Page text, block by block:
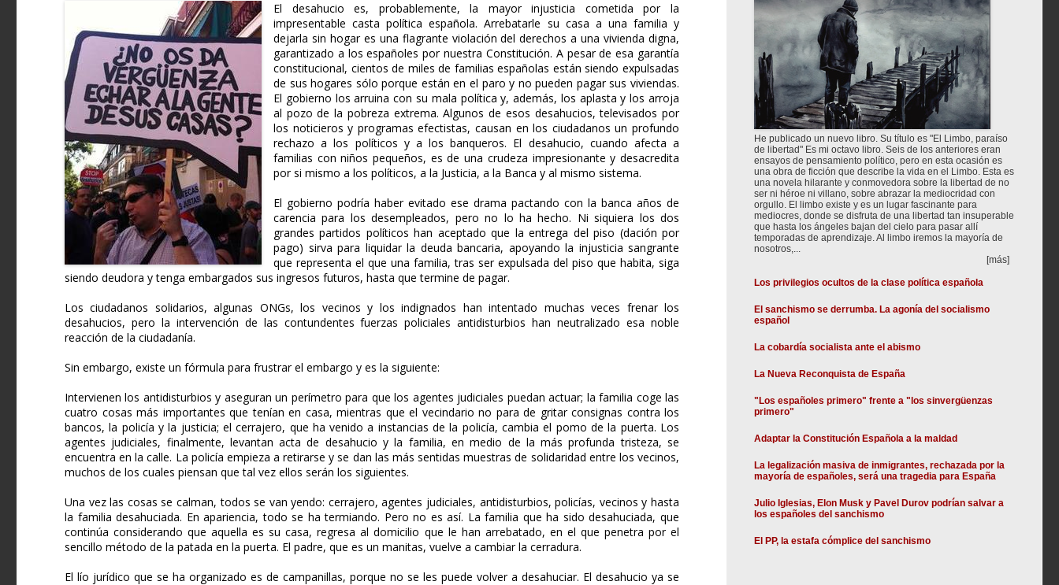
El desahucio es, probablemente, la mayor injusticia cometida por la
impresentable casta política española. Arrebatarle su casa a una familia y
dejarla sin hogar es una flagrante violación del derechos a una vivienda digna,
garantizado a los españoles por nuestra Constitución. A pesar de esa garantía
constitucional, cientos de miles de familias españolas están siendo expulsadas
de sus hogares sólo porque están en el paro y no pueden pagar sus viviendas.
El gobierno los arruina con su mala política y, además, los aplasta y los arroja
al pozo de la pobreza extrema. Algunos de esos desahucios, televisados por
los noticieros y programas efectistas, causan en los ciudadanos un profundo
rechazo a los políticos y a los banqueros. El desahucio, cuando afecta a
familias con niños pequeños, es de una crudeza impresionante y desacredita
por si mismo a los políticos, a la Justicia, a la Banca y al mismo sistema.
El gobierno podría haber evitado ese drama pactando con la banca años de
carencia para los desempleados, pero no lo ha hecho. Ni siquiera los dos
grandes partidos políticos han aceptado que la entrega del piso (dación por
pago) sirva para liquidar la deuda bancaria, apoyando la injusticia sangrante
que representa el que una familia, tras ser expulsada del piso que habita, siga
siendo deudora y tenga embargados sus ingresos futuros, hasta que termine de pagar.
Los ciudadanos solidarios, algunas ONGs, los vecinos y los indignados han intentado muchas veces frenar los
desahucios, pero la intervención de las contundentes fuerzas policiales antidisturbios han neutralizado esa noble
reacción de la ciudadanía.
Sin embargo, existe un fórmula para frustrar el embargo y es la siguiente:
Intervienen los antidisturbios y aseguran un perímetro para que los agentes judiciales puedan actuar; la familia coge las
cuatro cosas más importantes que tenían en casa, mientras que el vecindario no para de gritar consignas contra los
bancos, la policía y la justicia; el cerrajero, que ha venido a instancias de la policía, cambia el pomo de la puerta. Los
agentes judiciales, finalmente, levantan acta de desahucio y la familia, en medio de la más profunda tristeza, se
encuentra en la calle. La policía empieza a retirarse y se dan las más sentidas muestras de solidaridad entre los vecinos,
muchos de los cuales piensan que tal vez ellos serán los siguientes.
Una vez las cosas se calman, todos se van yendo: cerrajero, agentes judiciales, antidisturbios, policías, vecinos y hasta
la familia desahuciada. En apariencia, todo se ha termiando. Pero no es así. La familia que ha sido desahuciada, que
continúa considerando que aquella es su casa, regresa al domicilio que le han arrebatado, en el que penetra por el
sencillo método de la patada en la puerta. El padre, que es un manitas, vuelve a cambiar la cerradura.
El lío jurídico que se ha organizado es de campanillas, porque no se les puede volver a desahuciar. El desahucio ya se
He publicado un nuevo libro. Su título es "El Limbo, paraíso
de libertad" Es mi octavo libro. Seis de los anteriores eran
ensayos de pensamiento político, pero en esta ocasión es
una obra de ficción que describe la vida en el Limbo. Esta es
una novela hilarante y conmovedora sobre la libertad de no
ser ni héroe ni villano, sobre abrazar la mediocridad con
orgullo. El limbo existe y es un lugar fascinante para
mediocres, donde se disfruta de una libertad tan insuperable
que hasta los ángeles bajan del cielo para pasar allí
temporadas de aprendizaje. Al limbo iremos la mayoría de
nosotros,...
[más]
Los privilegios ocultos de la clase política española
El sanchismo se derrumba. La agonía del socialismo
español
La cobardía socialista ante el abismo
La Nueva Reconquista de España
"Los españoles primero" frente a "los sinvergüenzas
primero"
Adaptar la Constitución Española a la maldad
La legalización masiva de inmigrantes, rechazada por la
mayoría de españoles, será una tragedia para España
Julio Iglesias, Elon Musk y Pavel Durov podrían salvar a
los españoles del sanchismo
El PP, la estafa cómplice del sanchismo